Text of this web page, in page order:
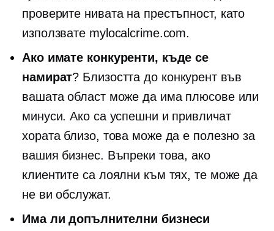
проверите нивата на престъпност, като
използвате mylocalcrime.com.
Ако имате конкуренти, къде се
намират? Близостта до конкурент във
вашата област може да има плюсове или
минуси. Ако са успешни и привличат
хората близо, това може да е полезно за
вашия бизнес. Въпреки това, ако
клиентите са лоялни към тях, те може да
не ви обслужат.
Има ли допълнителни бизнеси